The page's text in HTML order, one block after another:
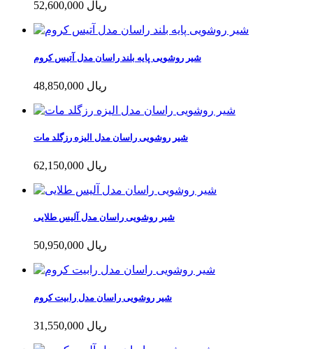
52,600,000 ریال
شیر روشویی پایه بلند راسان مدل آتیس کروم
48,850,000 ریال
شیر روشویی راسان مدل الیزه رزگلد مات
62,150,000 ریال
شیر روشویی راسان مدل آلیس طلایی
50,950,000 ریال
شیر روشویی راسان مدل رابیت کروم
31,550,000 ریال